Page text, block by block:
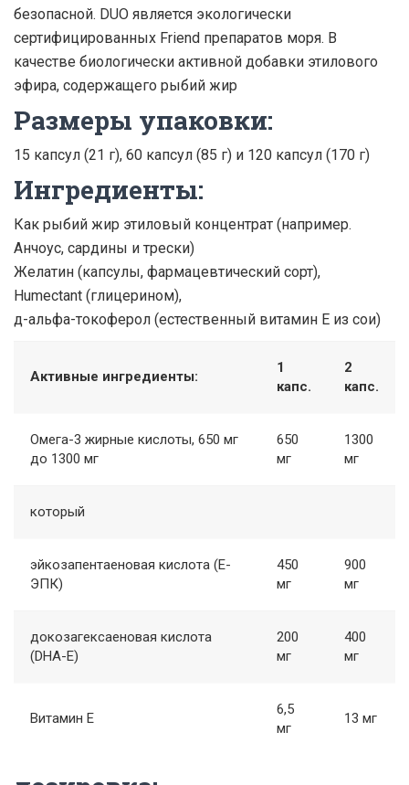
безопасной. DUO является экологически
сертифицированных Friend препаратов моря. В
качестве биологически активной добавки этилового
эфира, содержащего рыбий жир
Размеры упаковки:
15 капсул (21 г), 60 капсул (85 г) и 120 капсул (170 г)
Ингредиенты:
Как рыбий жир этиловый концентрат (например.
Анчоус, сардины и трески)
Желатин (капсулы, фармацевтический сорт),
Humectant (глицерином),
д-альфа-токоферол (естественный витамин Е из сои)
Активные ингредиенты:
1
капс.
2
капс.
Омега-3 жирные кислоты, 650 мг
до 1300 мг
650
мг
1300
мг
который
эйкозапентаеновая кислота (Е-
ЭПК)
450
мг
900
мг
докозагексаеновая кислота
(DHA-Е)
200
мг
400
мг
Витамин Е
6,5
мг
13 мг